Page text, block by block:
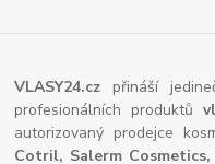
VLASY24.cz přináší
profesionálních produktů
autorizovaný prodejce
Cotril, Salerm